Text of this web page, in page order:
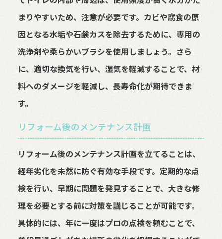
まりやすいため、注意が必要です。カビや腐食の原
因となる水垢や石鹸カスを除去するために、専用の
洗浄剤や柔らかいブラシを使用しましょう。さら
に、適切な換気を行い、湿気を軽減することで、材
料へのダメージを軽減し、長寿命化が期待できま
す。
リフォーム後のメンテナンス計画
リフォーム後のメンテナンス計画を立てることは、
経年劣化を未然に防ぐ有効な手段です。定期的な点
検を行い、早期に問題を発見することで、大きな修
理を必要とする前に対策を講じることが可能です。
具体的には、年に一度はプロの点検を頼むことで、